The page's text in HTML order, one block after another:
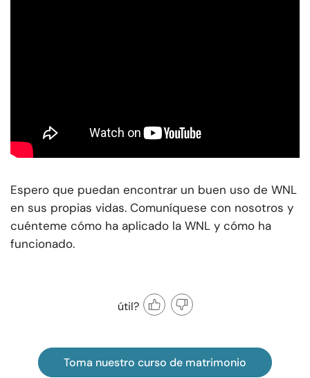
Espero que puedan encontrar un buen uso de WNL
en sus propias vidas. Comuníquese con nosotros y
cuénteme cómo ha aplicado la WNL y cómo ha
funcionado.
útil?
Toma nuestro curso de matrimonio